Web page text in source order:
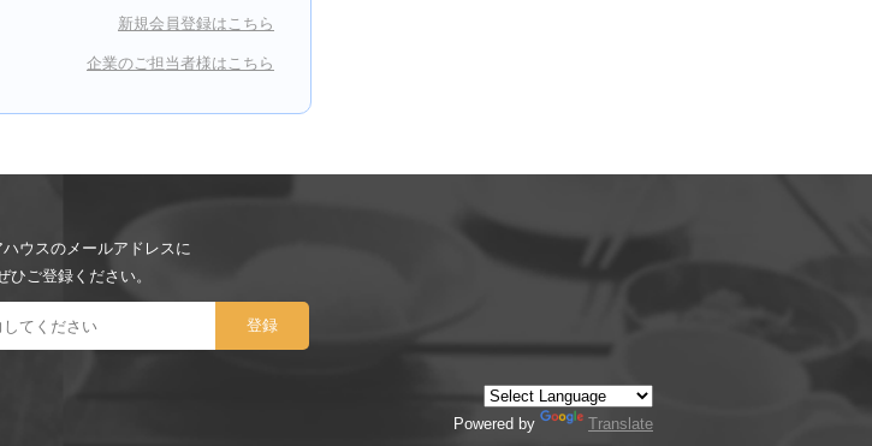
新規会員登録はこちら
企業のご担当者様はこちら
ハウスのメールアドレスに
ひご登録ください。
Powered by Translate